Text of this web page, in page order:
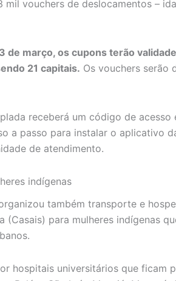
vouchers de deslocamentos –
de março, os cupons terão
21 capitais. Os vouchers serão
receberá um código de acesso
a passo para instalar o aplicativo
de atendimento.
indígenas
também transporte e
(Casais) para mulheres indígenas
hospitais universitários que ficam